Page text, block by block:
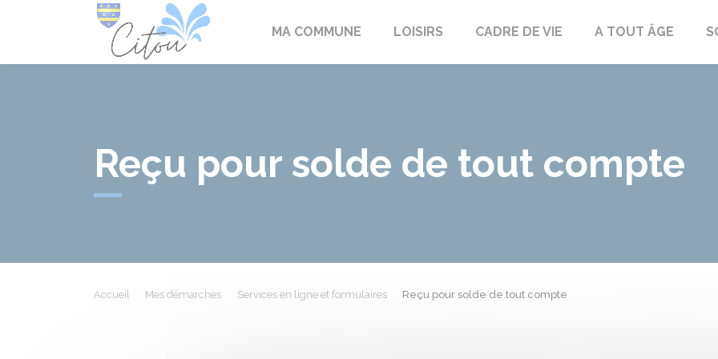
MA COMMUNE LOISIRS CADRE DE VIE A TOUT ÂGE
Reçu pour solde de tout compte
Accueil Mes démarches Services en ligne et formulaires Reçu pour solde de tout compte